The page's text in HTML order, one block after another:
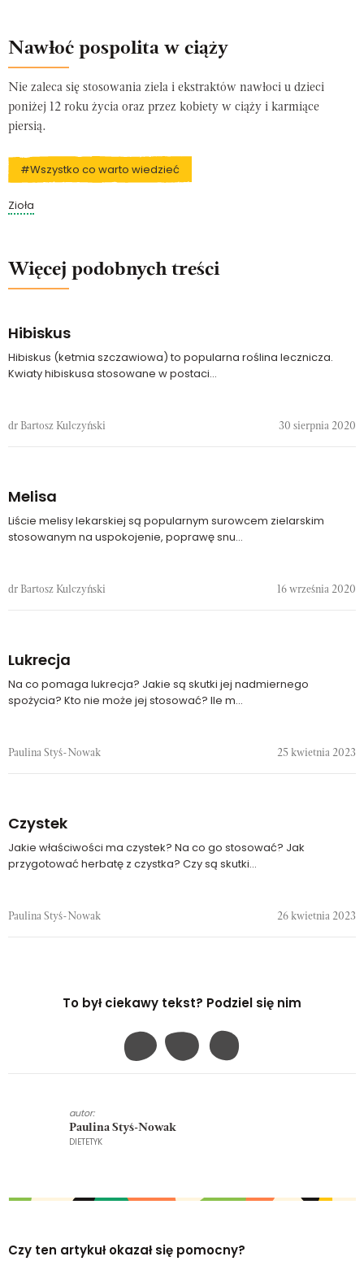
Nawłoć pospolita w ciąży
Nie zaleca się stosowania ziela i ekstraktów nawłoci u dzieci
poniżej 12 roku życia oraz przez kobiety w ciąży i karmiące
piersią.
#Wszystko co warto wiedzieć
Zioła
Więcej podobnych treści
Hibiskus
Hibiskus (ketmia szczawiowa) to popularna roślina lecznicza.
Kwiaty hibiskusa stosowane w postaci...
dr Bartosz Kulczyński 30 sierpnia 2020
Melisa
Liście melisy lekarskiej są popularnym surowcem zielarskim
stosowanym na uspokojenie, poprawę snu...
dr Bartosz Kulczyński 16 września 2020
Lukrecja
Na co pomaga lukrecja? Jakie są skutki jej nadmiernego
spożycia? Kto nie może jej stosować? Ile m...
Paulina Styś-Nowak 25 kwietnia 2023
Czystek
Jakie właściwości ma czystek? Na co go stosować? Jak
przygotować herbatę z czystka? Czy są skutki...
Paulina Styś-Nowak 26 kwietnia 2023
To był ciekawy tekst? Podziel się nim
autor:
Paulina Styś-Nowak
DIETETYK
Czy ten artykuł okazał się pomocny?